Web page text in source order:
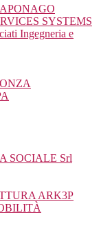
SYSTEMS
Ingegneria e
SOCIALE Srl
ARK3P